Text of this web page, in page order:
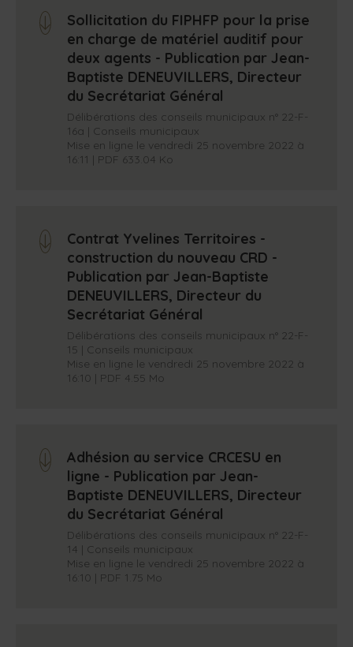
arrow_down
Sollicitation du FIPHFP pour la prise
en charge de matériel auditif pour
deux agents - Publication par Jean-
Baptiste DENEUVILLERS, Directeur
du Secrétariat Général
Délibérations des conseils municipaux n° 22-F-
16a | Conseils municipaux
Mise en ligne le vendredi 25 novembre 2022 à
16:11 | PDF 633.04 Ko
arrow_down
Contrat Yvelines Territoires -
construction du nouveau CRD -
Publication par Jean-Baptiste
DENEUVILLERS, Directeur du
Secrétariat Général
Délibérations des conseils municipaux n° 22-F-
15 | Conseils municipaux
Mise en ligne le vendredi 25 novembre 2022 à
16:10 | PDF 4.55 Mo
arrow_down
Adhésion au service CRCESU en
ligne - Publication par Jean-
Baptiste DENEUVILLERS, Directeur
du Secrétariat Général
Délibérations des conseils municipaux n° 22-F-
14 | Conseils municipaux
Mise en ligne le vendredi 25 novembre 2022 à
16:10 | PDF 1.75 Mo